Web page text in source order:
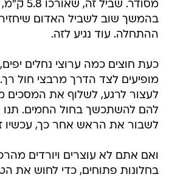
מסודר.
בהמשך שוב לשביל האדום
ההתחלה. עוד נגיע לזה.
כעת חוצים כמה ערוצי נחלים
מופיעים לצד הדרך מרבצי חול רך.
לעצור לרגע, לשלוף את המסכים
להם להשתכשך בחול החמים. תנו
לשבור את הראש אחר כך, עכשיו
ואם אתם לא עוצרים ויורדים
בחלונות פתוחים, כדי לחוש את